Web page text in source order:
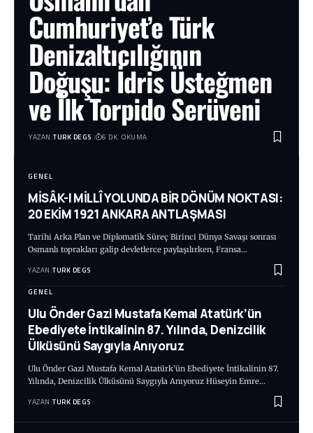
Cumhuriyet’e Türk
Denizaltıcılığının
Doğuşu: İdris Üsteğmen
ve İlk Torpido Serüveni
YAZAN:TURK DEGS 6 DK. OKUMA
GENEL
MİSÂK-I MİLLÎ YOLUNDA BİR DÖNÜM NOKTASI:
20 EKİM 1921 ANKARA ANTLAŞMASI
Tarihi Arka Plan ve Diplomatik Süreç Birinci Dünya Savaşı sonrası
Osmanlı toprakları galip devletlerce paylaşılırken, Fransa…
YAZAN:TURK DEGS
GENEL
Ulu Önder Gazi Mustafa Kemal Atatürk’ün
Ebediyete İntikalinin 87. Yılında, Denizcilik
Ülküsünü Saygıyla Anıyoruz
Ulu Önder Gazi Mustafa Kemal Atatürk’ün Ebediyete İntikalinin 87.
Yılında, Denizcilik Ülküsünü Saygıyla Anıyoruz Hüseyin Emre…
YAZAN:TURK DEGS